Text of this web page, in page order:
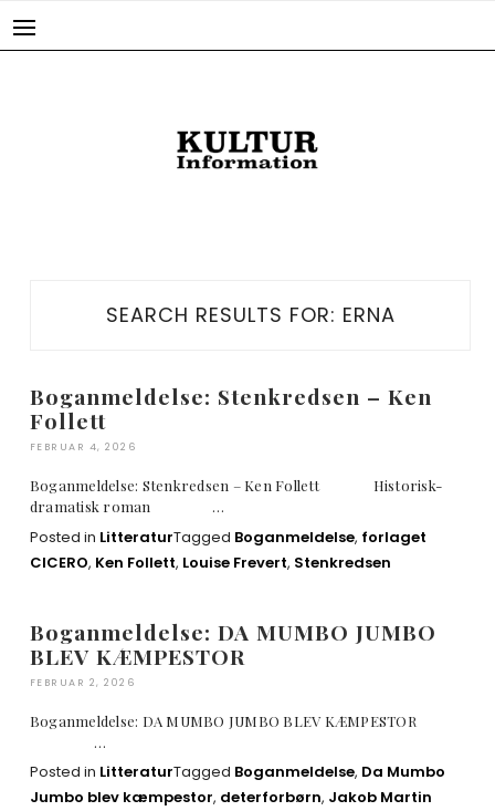
SEARCH RESULTS FOR: ERNA
Boganmeldelse: Stenkredsen – Ken
Follett
FEBRUAR 4, 2026
Boganmeldelse: Stenkredsen – Ken Follett Historisk-
dramatisk roman …
Posted in LitteraturTagged Boganmeldelse, forlaget
CICERO, Ken Follett, Louise Frevert, Stenkredsen
Boganmeldelse: DA MUMBO JUMBO
BLEV KÆMPESTOR
FEBRUAR 2, 2026
Boganmeldelse: DA MUMBO JUMBO BLEV KÆMPESTOR
…
Posted in LitteraturTagged Boganmeldelse, Da Mumbo
Jumbo blev kæmpestor, deterforbørn, Jakob Martin